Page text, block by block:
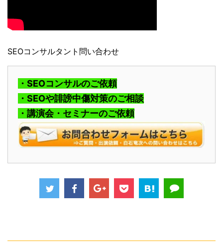
SEOコンサルタント問い合わせ
・SEOコンサルのご依頼
・SEOや誹謗中傷対策のご相談
・講演会・セミナーのご依頼